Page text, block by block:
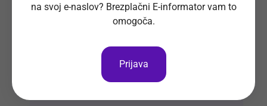
na svoj e-naslov? Brezplačni E-informator vam to
omogoča.
Prijava